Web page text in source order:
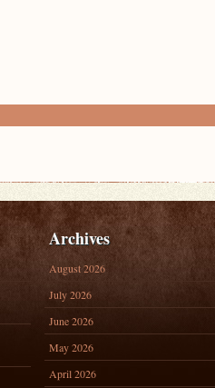
Archives
August 2026
July 2026
June 2026
May 2026
April 2026